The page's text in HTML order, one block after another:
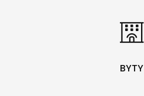
BYTY